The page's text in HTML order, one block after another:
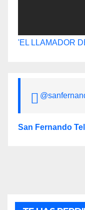
'EL LLAMADOR
San Fernando